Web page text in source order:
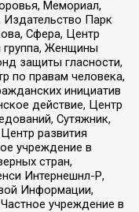
Мемориал,
Парк
Сфера, Центр
группа, Женщины
защиты гласности,
по правам человека,
инициатив
действие, Центр
Сутяжник,
развития
учреждение в
стран,
Интернешнл-Р,
Информации,
учреждение в